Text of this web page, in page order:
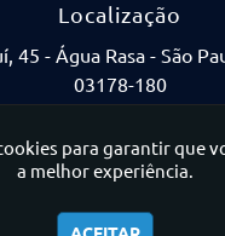
Localização
45 - Água Rasa - São
03178-180
para garantir que
a melhor experiência.